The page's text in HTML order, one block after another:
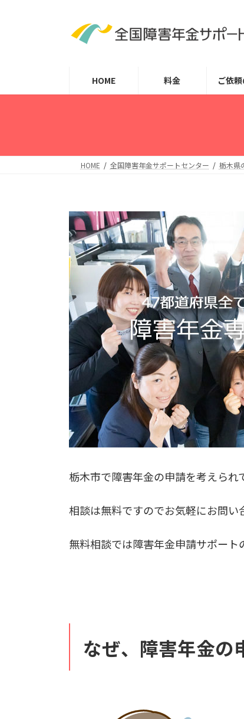
ス
ン
HOME 料金 ご依
HOME 全国障害年金サポートセンター 栃木県
栃木市で障害年金の申請を考えられ
相談は無料ですのでお気軽にお問い
無料相談では障害年金申請サポート
なぜ、障害年金の